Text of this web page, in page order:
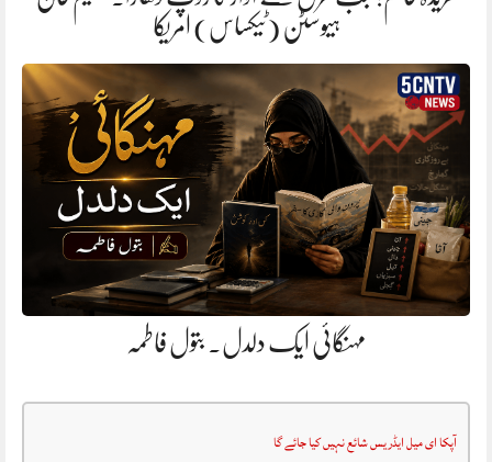
ہیوسٹن (ٹیکساس) امریکا
مہنگائی ایک دلدل. بتول فاطمہ
آپکا ای میل ایڈریس شائع نہیں کیا جائے گا